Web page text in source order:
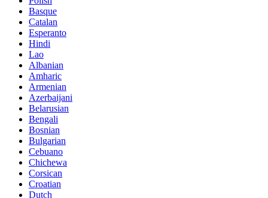
Basque
Catalan
Esperanto
Hindi
Lao
Albanian
Amharic
Armenian
Azerbaijani
Belarusian
Bengali
Bosnian
Bulgarian
Cebuano
Chichewa
Corsican
Croatian
Dutch